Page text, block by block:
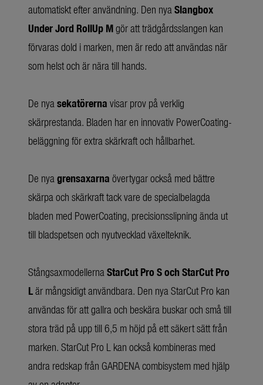
automatiskt efter användning. Den nyaSlangbox
Under Jord RollUp Mgör att trädgårdsslangen kan
förvaras dold i marken, men är redo att användas när
som helst och är nära till hands.
De nyasekatörerna visar prov på verklig
skärprestanda. Bladen har en innovativ PowerCoating-
beläggning för extra skärkraft och hållbarhet.
De nyagrensaxarna övertygar också med bättre
skärpa och skärkraft tack vare de specialbelagda
bladen med PowerCoating, precisionsslipning ända ut
till bladspetsen och nyutvecklad växelteknik.
StångsaxmodellernaStarCut Pro S och StarCut Pro
Lär mångsidigt användbara. Den nya StarCut Pro kan
användas för att gallra och beskära buskar och små till
stora träd på upp till 6,5 m höjd på ett säkert sätt från
marken. StarCut Pro L kan också kombineras med
andra redskap från GARDENA combisystem med hjälp